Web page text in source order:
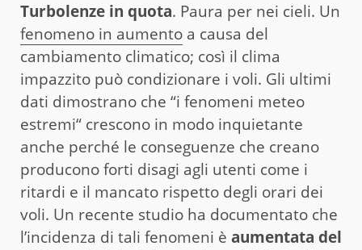
Turbolenze in quota. Paura per nei cieli. Un
fenomeno in aumento a causa del
cambiamento climatico; così il clima
impazzito può condizionare i voli. Gli ultimi
dati dimostrano che “i fenomeni meteo
estremi“ crescono in modo inquietante
anche perché le conseguenze che creano
producono forti disagi agli utenti come i
ritardi e il mancato rispetto degli orari dei
voli. Un recente studio ha documentato che
l’incidenza di tali fenomeni è aumentata del